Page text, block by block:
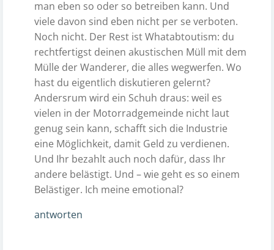
man eben so oder so betreiben kann. Und
viele davon sind eben nicht per se verboten.
Noch nicht. Der Rest ist Whatabtoutism: du
rechtfertigst deinen akustischen Müll mit dem
Mülle der Wanderer, die alles wegwerfen. Wo
hast du eigentlich diskutieren gelernt?
Andersrum wird ein Schuh draus: weil es
vielen in der Motorradgemeinde nicht laut
genug sein kann, schafft sich die Industrie
eine Möglichkeit, damit Geld zu verdienen.
Und Ihr bezahlt auch noch dafür, dass Ihr
andere belästigt. Und – wie geht es so einem
Belästiger. Ich meine emotional?
antworten